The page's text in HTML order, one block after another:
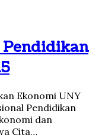
Ekonomi UNY
Pendidikan
dan
Cita…